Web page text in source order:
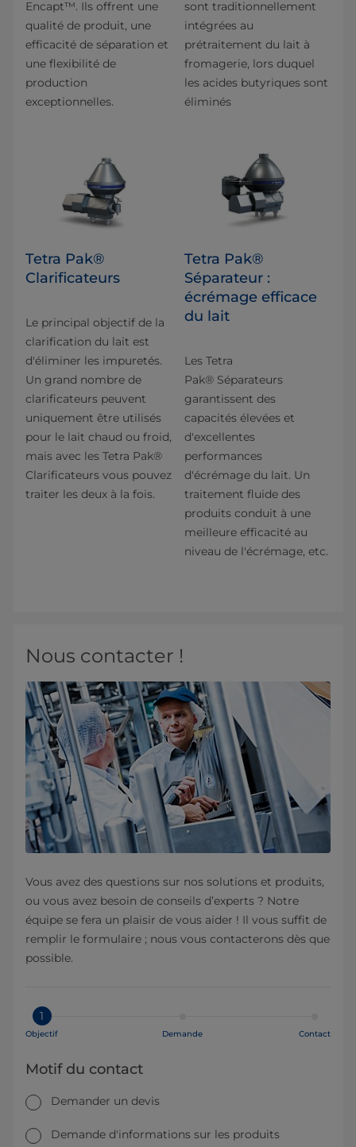
Encapt™. Ils offrent une
qualité de produit, une
efficacité de séparation et
une flexibilité de
production
exceptionnelles.
sont traditionnellement
intégrées au
prétraitement du lait à
fromagerie, lors duquel
les acides butyriques sont
éliminés
Tetra Pak®
Clarificateurs
Le principal objectif de la
clarification du lait est
d'éliminer les impuretés.
Un grand nombre de
clarificateurs peuvent
uniquement être utilisés
pour le lait chaud ou froid,
mais avec les Tetra Pak®
Clarificateurs vous pouvez
traiter les deux à la fois.
Tetra Pak®
Séparateur :
écrémage efficace
du lait
Les Tetra
Pak® Séparateurs
garantissent des
capacités élevées et
d'excellentes
performances
d'écrémage du lait. Un
traitement fluide des
produits conduit à une
meilleure efficacité au
niveau de l'écrémage, etc.
Nous contacter !
Vous avez des questions sur nos solutions et produits,
ou vous avez besoin de conseils d’experts ? Notre
équipe se fera un plaisir de vous aider ! Il vous suffit de
remplir le formulaire ; nous vous contacterons dès que
possible.
1
Objectif Demande Contact
Motif du contact
Demander un devis
Demande d'informations sur les produits